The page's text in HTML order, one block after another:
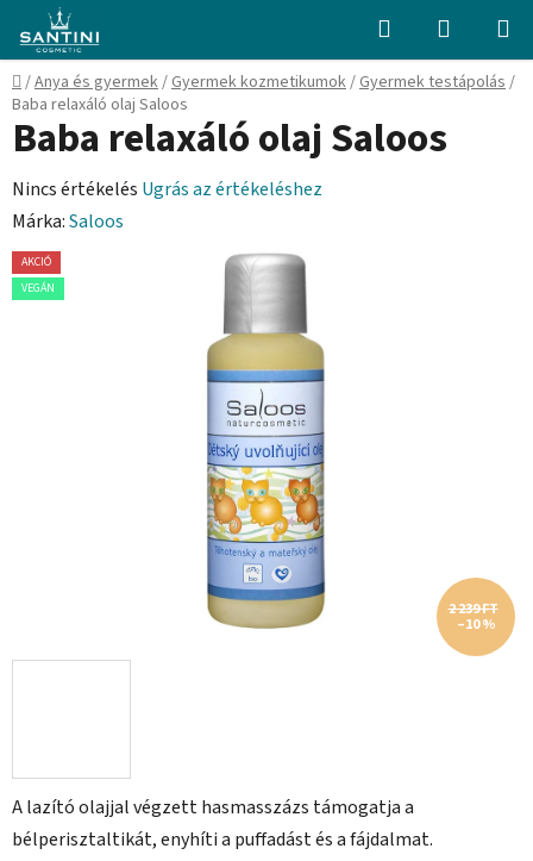
fő
tartalomhoz
Keresés KOSÁR
Kezdőlap
/Anya és gyermek/Gyermek kozmetikumok/Gyermek testápolás/
Baba relaxáló olaj Saloos
A lazító olajjal végzett hasmasszázs támogatja a
bélperisztaltikát, enyhíti a puffadást és a fájdalmat.
Baba relaxáló olaj Saloos
A
termék
átlagos
értékelése
Nincs értékelés Ugrás az értékeléshez
Márka:Saloos
AKCIÓ
VEGÁN
2 239 FT
–10 %